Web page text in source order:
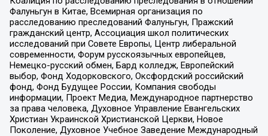
Фалуньгун в Китае, Всемирная организация по
расследованию преследований Фалуньгун, Пражский
гражданский центр, Ассоциация школ политических
исследований при Совете Европы, Центр либеральной
современности, Форум русскоязычных европейцев,
Немецко-русский обмен, Бард колледж, Европейский
выбор, Фонд Ходорковского, Оксфордский российский
фонд, Фонд Будущее России, Компания свободы
информации, Проект Медиа, Международное партнерство
за права человека, Духовное Управление Евангельских
Христиан Украинской Христианской Церкви, Новое
Поколение, Духовное Учебное Заведение Международный